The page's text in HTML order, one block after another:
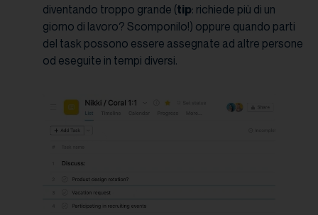
diventando troppo grande (tip: richiede più di un
giorno di lavoro? Scomponilo!) oppure quando parti
del task possono essere assegnate ad altre persone
od eseguite in tempi diversi.